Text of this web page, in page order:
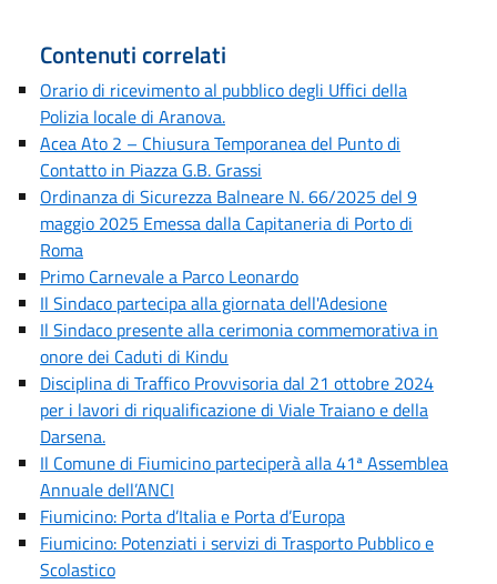
Contenuti correlati
Orario di ricevimento al pubblico degli Uffici della
Polizia locale di Aranova.
Acea Ato 2 – Chiusura Temporanea del Punto di
Contatto in Piazza G.B. Grassi
Ordinanza di Sicurezza Balneare N. 66/2025 del 9
maggio 2025 Emessa dalla Capitaneria di Porto di
Roma
Primo Carnevale a Parco Leonardo
Il Sindaco partecipa alla giornata dell'Adesione
Il Sindaco presente alla cerimonia commemorativa in
onore dei Caduti di Kindu
Disciplina di Traffico Provvisoria dal 21 ottobre 2024
per i lavori di riqualificazione di Viale Traiano e della
Darsena.
Il Comune di Fiumicino parteciperà alla 41ª Assemblea
Annuale dell’ANCI
Fiumicino: Porta d’Italia e Porta d’Europa
Fiumicino: Potenziati i servizi di Trasporto Pubblico e
Scolastico